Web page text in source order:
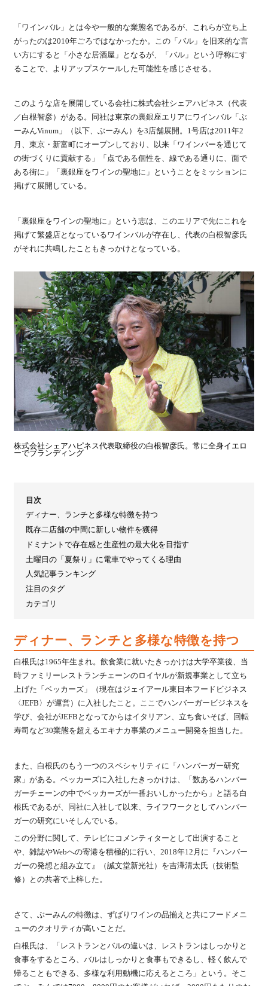
「ワインバル」とは今や一般的な業態名であるが、これらが立ち上
がったのは2010年ごろではなかったか。この「バル」を旧来的な言
い方にすると「小さな居酒屋」となるが、「バル」という呼称にす
ることで、よりアップスケールした可能性を感じさせる。
このような店を展開している会社に株式会社シェアハピネス（代表
／白根智彦）がある。同社は東京の裏銀座エリアにワインバル「ぶ
ーみんVinum」（以下、ぶーみん）を3店舗展開。1号店は2011年2
月、東京・新富町にオープンしており、以来「ワインバーを通じて
の街づくりに貢献する」「点である個性を、線である通りに、面で
ある街に」「裏銀座をワインの聖地に」ということをミッションに
掲げて展開している。
「裏銀座をワインの聖地に」という志は、このエリアで先にこれを
掲げて繁盛店となっているワインバルが存在し、代表の白根智彦氏
がそれに共鳴したこともきっかけとなっている。
株式会社シェアハピネス代表取締役の白根智彦氏。常に全身イエロ
ーでブランディング
目次
ディナー、ランチと多様な特徴を持つ
既存二店舗の中間に新しい物件を獲得
ドミナントで存在感と生産性の最大化を目指す
土曜日の「夏祭り」に電車でやってくる理由
人気記事ランキング
注目のタグ
カテゴリ
ディナー、ランチと多様な特徴を持つ
白根氏は1965年生まれ。飲食業に就いたきっかけは大学卒業後、当
時ファミリーレストランチェーンのロイヤルが新規事業として立ち
上げた「ベッカーズ」（現在はジェイアール東日本フードビジネス
〈JEFB〉が運営）に入社したこと。ここでハンバーガービジネスを
学び、会社がJEFBとなってからはイタリアン、立ち食いそば、回転
寿司など30業態を超えるエキナカ事業のメニュー開発を担当した。
また、白根氏のもう一つのスペシャリティに「ハンバーガー研究
家」がある。ベッカーズに入社したきっかけは、「数あるハンバー
ガーチェーンの中でベッカーズが一番おいしかったから」と語る白
根氏であるが、同社に入社して以来、ライフワークとしてハンバー
ガーの研究にいそしんでいる。
この分野に関して、テレビにコメンティターとして出演すること
や、雑誌やWebへの寄港を積極的に行い、2018年12月に『ハンバー
ガーの発想と組み立て』（誠文堂新光社）を吉澤清太氏（技術監
修）との共著で上梓した。
さて、ぶーみんの特徴は、ずばりワインの品揃えと共にフードメニ
ューのクオリティが高いことだ。
白根氏は、「レストランとバルの違いは、レストランはしっかりと
食事をするところ、バルはしっかりと食事もできるし、軽く飲んで
帰ることもできる、多様な利用動機に応えるところ」という。そこ